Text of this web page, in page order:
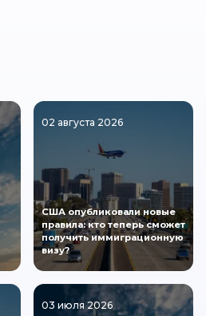
02 августа 2026
США опубликовали новые
правила: кто теперь сможет
получить иммиграционную
визу?
03 июля 2026